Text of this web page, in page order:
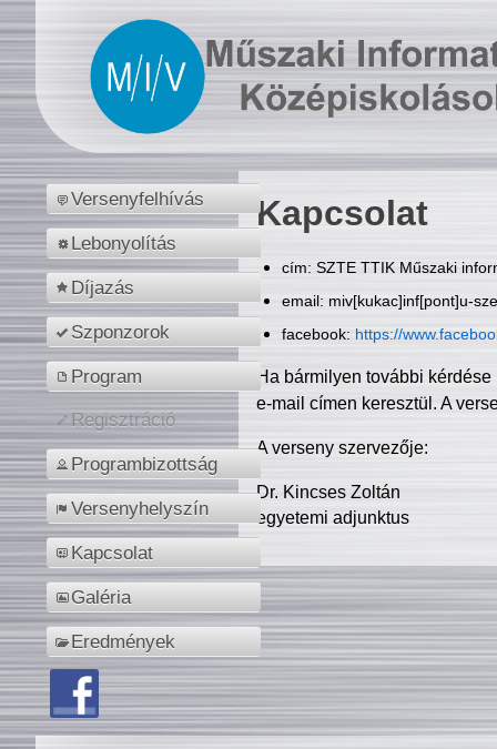
Versenyfelhívás
Lebonyolítás
Díjazás
Szponzorok
Program
Regisztráció
Programbizottság
Versenyhelyszín
Kapcsolat
Galéria
Eredmények
Kapcsolat
cím: SZTE TTIK Műszaki
email: miv[kukac]inf[pont]u-
facebook: https://
Ha bármilyen további
e-mail címen keresztül. A
A verseny szervezője:
Dr. Kincses Zoltán
egyetemi adjunktus